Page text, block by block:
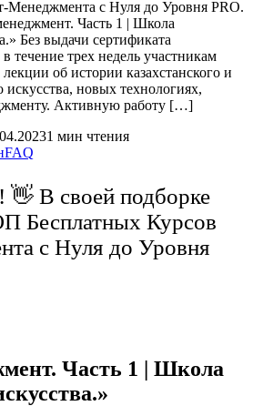
Менеджмента с Нуля до Уровня PRO.
Часть 1 | Школа
Без выдачи сертификата
течение трех недель участникам
об истории казахстанского и
новых технологиях,
Активную работу […]
1 мин чтения
FAQ
👋 В своей подборке
Бесплатных Курсов
с Нуля до Уровня
Часть 1 | Школа